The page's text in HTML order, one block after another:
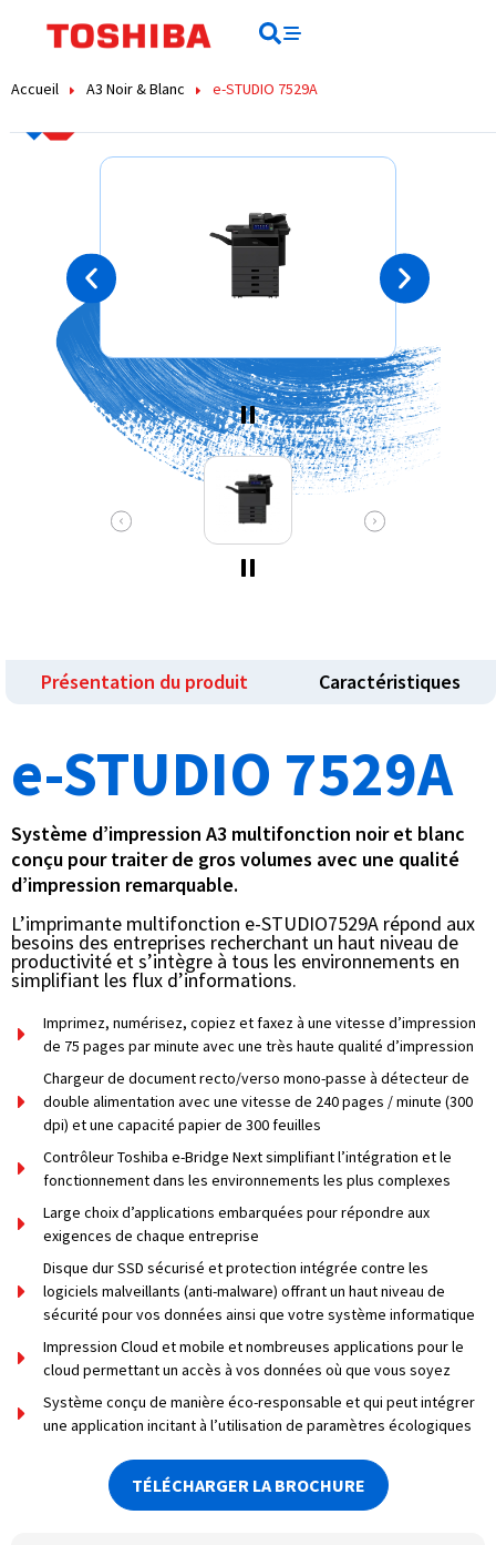
Accueil A3 Noir & Blanc e-STUDIO 7529A
Présentation du produit Caractéristiques
e-STUDIO 7529A
Système d’impression A3 multifonction noir et blanc
conçu pour traiter de gros volumes avec une qualité
d’impression remarquable.
L’imprimante multifonction e-STUDIO7529A répond aux
besoins des entreprises recherchant un haut niveau de
productivité et s’intègre à tous les environnements en
simplifiant les flux d’informations.
Imprimez, numérisez, copiez et faxez à une vitesse d’impression
de 75 pages par minute avec une très haute qualité d’impression
Chargeur de document recto/verso mono-passe à détecteur de
double alimentation avec une vitesse de 240 pages / minute (300
dpi) et une capacité papier de 300 feuilles
Contrôleur Toshiba e-Bridge Next simplifiant l’intégration et le
fonctionnement dans les environnements les plus complexes
Large choix d’applications embarquées pour répondre aux
exigences de chaque entreprise
Disque dur SSD sécurisé et protection intégrée contre les
logiciels malveillants (anti-malware) offrant un haut niveau de
sécurité pour vos données ainsi que votre système informatique
Impression Cloud et mobile et nombreuses applications pour le
cloud permettant un accès à vos données où que vous soyez
Système conçu de manière éco-responsable et qui peut intégrer
une application incitant à l’utilisation de paramètres écologiques
TÉLÉCHARGER LA BROCHURE